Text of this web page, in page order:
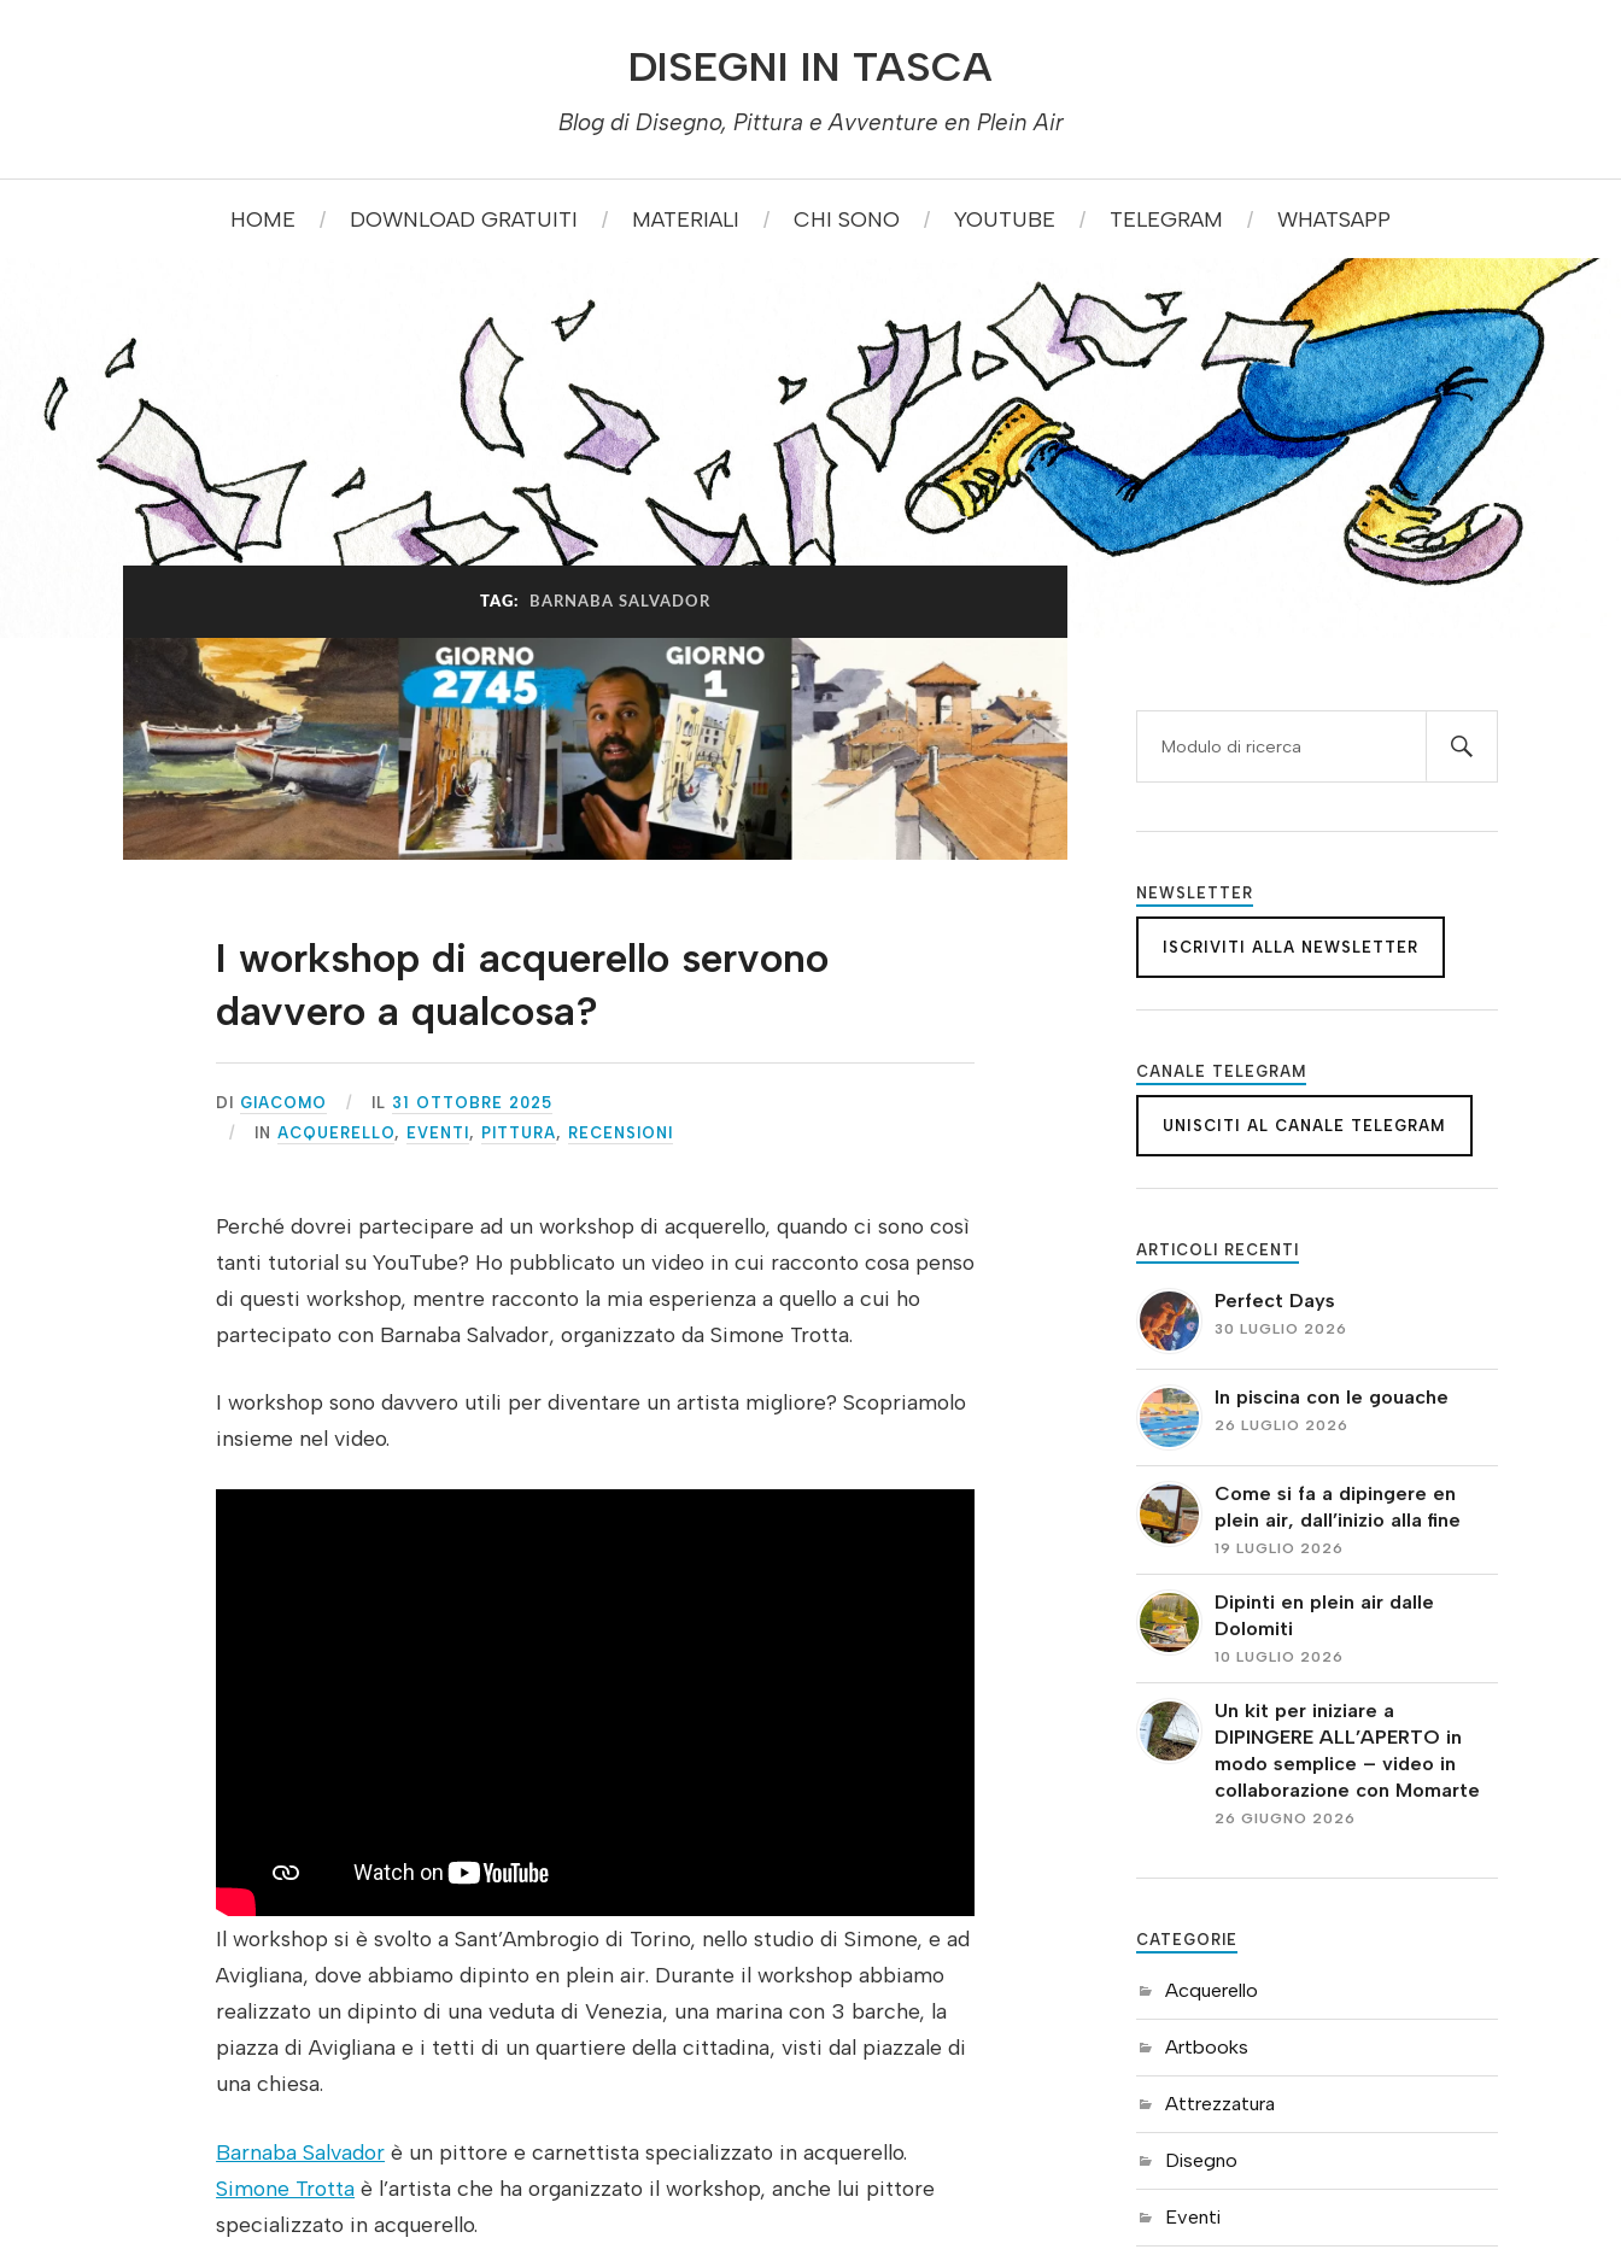
DISEGNI IN TASCA
Blog di Disegno, Pittura e Avventure en Plein Air
HOME DOWNLOAD GRATUITI MATERIALI CHI SONO YOUTUBE TELEGRAM WHATSAPP
TAG: BARNABA SALVADOR
I workshop di acquerello servono
davvero a qualcosa?
DI GIACOMO IL 31 OTTOBRE 2025
INACQUERELLO, EVENTI, PITTURA, RECENSIONI
Perché dovrei partecipare ad un workshop di acquerello, quando ci sono così
tanti tutorial su YouTube? Ho pubblicato un video in cui racconto cosa penso
di questi workshop, mentre racconto la mia esperienza a quello a cui ho
partecipato con Barnaba Salvador, organizzato da Simone Trotta.
I workshop sono davvero utili per diventare un artista migliore? Scopriamolo
insieme nel video.
Il workshop si è svolto a Sant’Ambrogio di Torino, nello studio di Simone, e ad
Avigliana, dove abbiamo dipinto en plein air. Durante il workshop abbiamo
realizzato un dipinto di una veduta di Venezia, una marina con 3 barche, la
piazza di Avigliana e i tetti di un quartiere della cittadina, visti dal piazzale di
una chiesa.
Barnaba Salvador è un pittore e carnettista specializzato in acquerello.
Simone Trotta è l’artista che ha organizzato il workshop, anche lui pittore
specializzato in acquerello.
NEWSLETTER
ISCRIVITI ALLA NEWSLETTER
CANALE TELEGRAM
UNISCITI AL CANALE TELEGRAM
ARTICOLI RECENTI
Perfect Days
30 LUGLIO 2026
In piscina con le gouache
26 LUGLIO 2026
Come si fa a dipingere en
plein air, dall’inizio alla fine
19 LUGLIO 2026
Dipinti en plein air dalle
Dolomiti
10 LUGLIO 2026
Un kit per iniziare a
DIPINGERE ALL’APERTO in
modo semplice – video in
collaborazione con Momarte
26 GIUGNO 2026
CATEGORIE
Acquerello
Artbooks
Attrezzatura
Disegno
Eventi